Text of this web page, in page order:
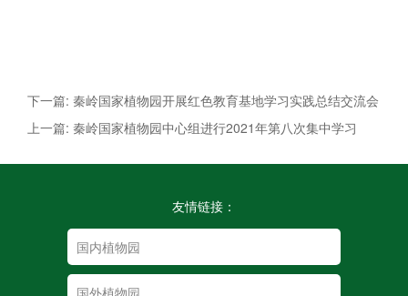
下一篇: 秦岭国家植物园开展红色教育基地学习实践总结交流会
上一篇: 秦岭国家植物园中心组进行2021年第八次集中学习
友情链接：